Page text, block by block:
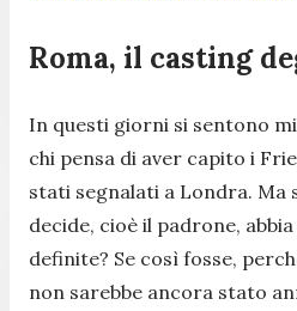
Roma, il casting
In questi giorni si sentono
chi pensa di aver capito i
stati segnalati a Londra. Ma
decide, cioè il padrone,
definite? Se così fosse,
non sarebbe ancora stato